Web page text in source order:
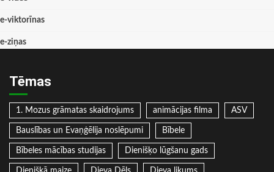
e-viktorīnas
e-ziņas
Tēmas
1. Mozus grāmatas skaidrojums animācijas filma ASV
Bauslības un Evaņģēlija noslēpumi Bībele
Bībeles mācības studijas Dienišķo lūgšanu gads